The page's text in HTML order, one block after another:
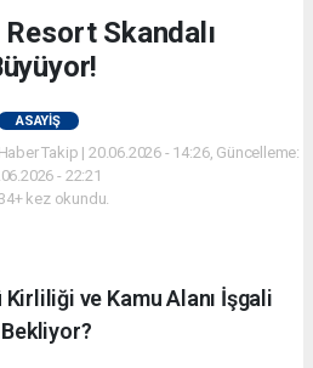
Skandalı
ASAYIŞ
Takip | 20.06.2026 - 14:26, Güncelleme:
- 22:21
kez okundu.
Kirliliği ve Kamu Alanı İşgali